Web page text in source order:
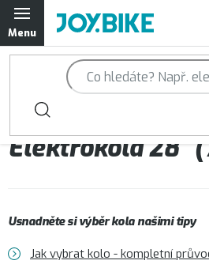
Přejít
na
obsah
Trailová kola Qayron
Horská kola Qayron
Dámská horská kola Qayron
Elektrokola 28"
Usnadněte si výběr kola našimi tipy
Jak vybrat kolo - kompletní